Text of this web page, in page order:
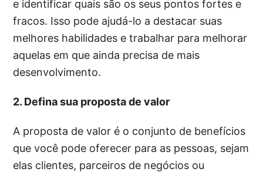
e identificar quais são os seus pontos fortes e
fracos. Isso pode ajudá-lo a destacar suas
melhores habilidades e trabalhar para melhorar
aquelas em que ainda precisa de mais
desenvolvimento.
2. Defina sua proposta de valor
A proposta de valor é o conjunto de benefícios
que você pode oferecer para as pessoas, sejam
elas clientes, parceiros de negócios ou